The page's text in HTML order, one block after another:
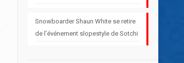
Snowboarder Shaun White se retire
de l’événement slopestyle de Sotchi